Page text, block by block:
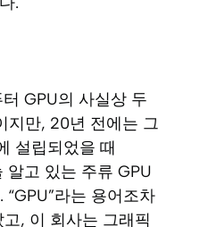
GPU의 사실상 두
지만, 20년 전에는 그
설립되었을 때
고 있는 주류 GPU
라는 용어조차
, 이 회사는 그래픽